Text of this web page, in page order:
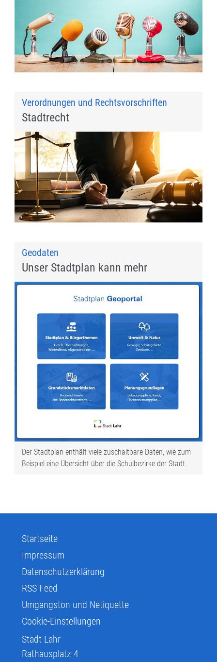
Verordnungen und Rechtsvorschriften
Stadtrecht
Geodaten
Unser Stadtplan kann mehr
Der Stadtplan enthält viele zuschaltbare Daten, wie zum
Beispiel eine Übersicht über die Schulbezirke der Stadt.
Startseite
Impressum
Datenschutzerklärung
RSS Feed
Umgangston und Netiquette
Cookie-Einstellungen
Stadt Lahr
Rathausplatz 4